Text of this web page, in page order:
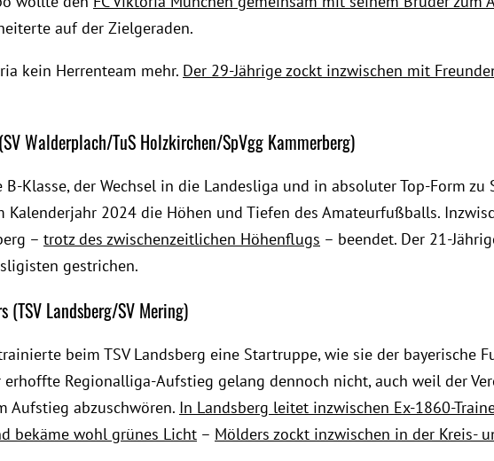
auf der Zielgeraden.
kein Herrenteam mehr. Der 29-Jährige zockt inzwischen mit
Walderplach/TuS Holzkirchen/SpVgg Kammerberg)
Klasse, der Wechsel in die Landesliga und in absoluter Top-Form zu
Kalenderjahr 2024 die Höhen und Tiefen des Amateurfußballs.
– trotz des zwischenzeitlichen Höhenflugs – beendet. Der 21-
gestrichen.
(TSV Landsberg/SV Mering)
beim TSV Landsberg eine Startruppe, wie sie der bayerische
erhoffte Regionalliga-Aufstieg gelang dennoch nicht, auch weil der
Aufstieg abzuschwören. In Landsberg leitet inzwischen Ex-1860-
bekäme wohl grünes Licht – Mölders zockt inzwischen in der Kreis-